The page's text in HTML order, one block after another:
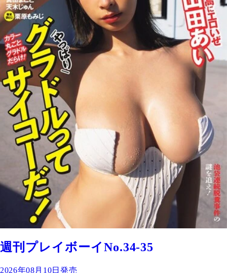
週刊プレイボーイNo.34-35
2026年08月10日発売